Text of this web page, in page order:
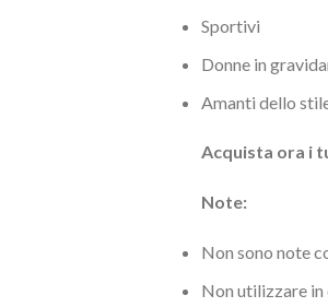
Sportivi
Donne in
Amanti dello
Acquista ora i
Note:
Non sono note
Non utilizzare